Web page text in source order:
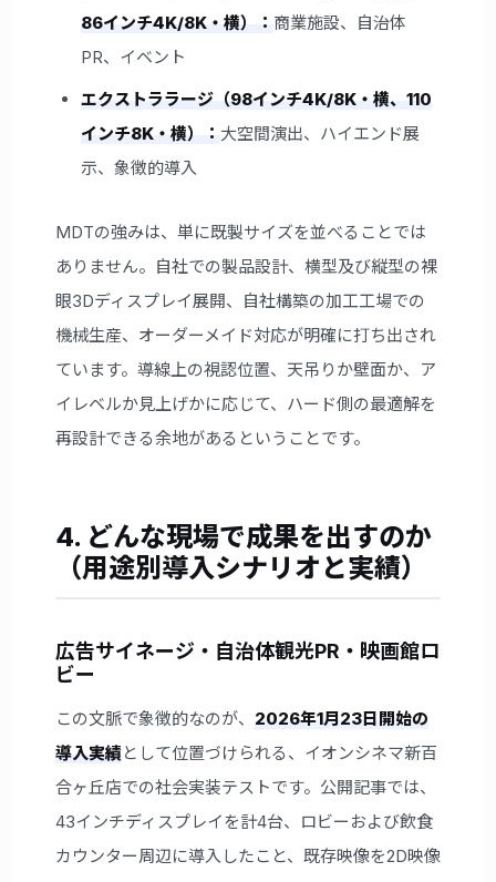
86インチ4K/8K・横）： 商業施設、自治体
PR、イベント
エクストララージ（98インチ4K/8K・横、110
インチ8K・横）： 大空間演出、ハイエンド展
示、象徴的導入
MDTの強みは、単に既製サイズを並べることでは
ありません。自社での製品設計、横型及び縦型の裸
眼3Dディスプレイ展開、自社構築の加工工場での
機械生産、オーダーメイド対応が明確に打ち出され
ています。導線上の視認位置、天吊りか壁面か、ア
イレベルか見上げかに応じて、ハード側の最適解を
再設計できる余地があるということです。
4. どんな現場で成果を出すのか
（用途別導入シナリオと実績）
広告サイネージ・自治体観光PR・映画館ロ
ビー
この文脈で象徴的なのが、 2026年1月23日開始の
導入実績として位置づけられる、イオンシネマ新百
合ヶ丘店での社会実装テストです。公開記事では、
43インチディスプレイを計4台、ロビーおよび飲食
カウンター周辺に導入したこと、既存映像を2D映像